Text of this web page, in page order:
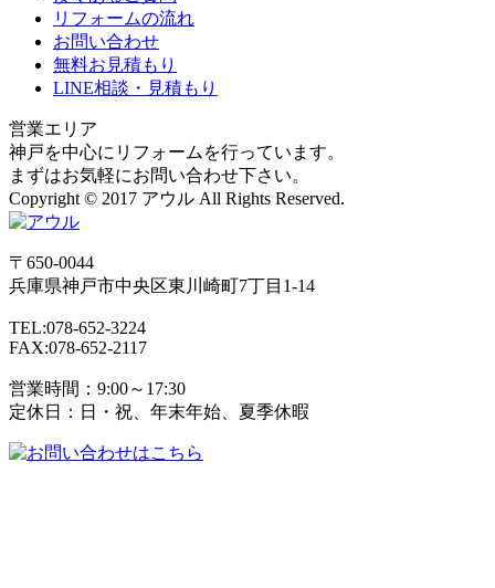
リフォームの流れ
お問い合わせ
無料お見積もり
LINE相談・見積もり
営業エリア
神戸を中心にリフォームを行っています。
まずはお気軽にお問い合わせ下さい。
Copyright © 2017 アウル All Rights Reserved.
〒650-0044
兵庫県神戸市中央区東川崎町7丁目1-14
TEL:078-652-3224
FAX:078-652-2117
営業時間：9:00～17:30
定休日：日・祝、年末年始、夏季休暇